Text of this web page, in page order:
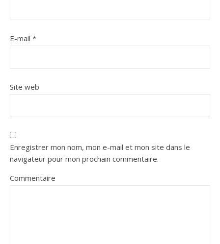
E-mail *
Site web
Enregistrer mon nom, mon e-mail et mon site dans le
navigateur pour mon prochain commentaire.
Commentaire